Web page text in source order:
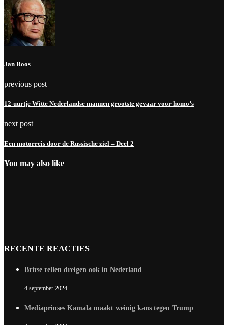
Jan Roos
previous post
12-uurtje Witte Nederlandse mannen grootste gevaar voor homo’s
next post
Een motorreis door de Russische ziel – Deel 2
You may also like
RECENTE REACTIES
Britse rellen dreigen ook in Nederland
4 september 2024
Mediaprinses Kamala maakt weinig kans tegen Trump